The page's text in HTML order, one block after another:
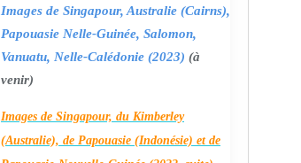
Images de Singapour, Australie (Cairns),
Papouasie Nelle-Guinée, Salomon,
Vanuatu, Nelle-Calédonie (2023) (à
venir)
Images de Singapour, du Kimberley
(Australie), de Papouasie (Indonésie) et de